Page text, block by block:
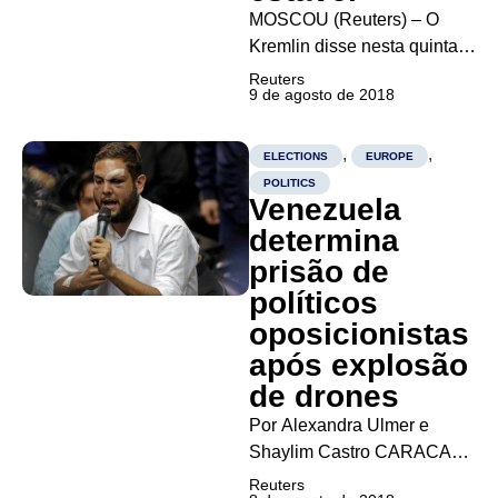
MOSCOU (Reuters) – O
Kremlin disse nesta quinta-
feira que um novo pacote de
sanções contra Moscou
Unidos na véspera é ilegal
de acordo com a lei
internacional, e garantiu que
o sistema financeiro da
Rússia é estável....
Reuters
9 de agosto de 2018
ELECTIONS , EUROPE ,
POLITICS
Venezuela
determina
prisão de
políticos
oposicionistas
após explosão
de drones
Por Alexandra Ulmer e
Shaylim Castro CARACAS
(Reuters) – A Venezuela
Reuters